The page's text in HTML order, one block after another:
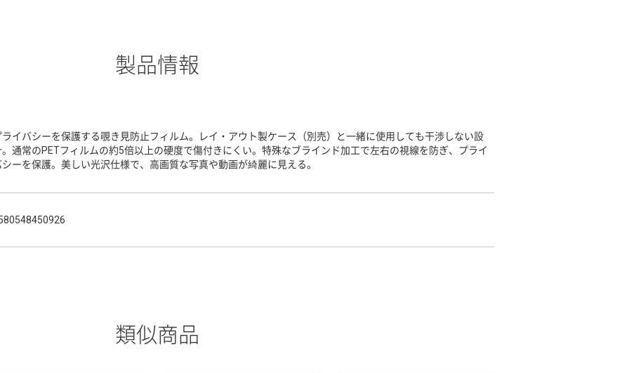
製品情報
ライバシーを保護する覗き見防止フィルム。レイ・アウト製ケース（別売）と一緒に使用しても干渉しない設
。通常のPETフィルムの約5倍以上の硬度で傷付きにくい。特殊なブラインド加工で左右の視線を防ぎ、プライ
シーを保護。美しい光沢仕様で、高画質な写真や動画が綺麗に見える。
類似商品